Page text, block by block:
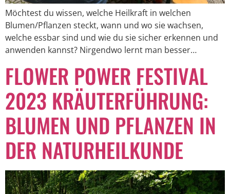
Möchtest du wissen, welche Heilkraft in welchen
Blumen/Pflanzen steckt, wann und wo sie wachsen,
welche essbar sind und wie du sie sicher erkennen und
anwenden kannst? Nirgendwo lernt man besser…
FLOWER POWER FESTIVAL
2023 KRÄUTERFÜHRUNG:
BLUMEN UND PFLANZEN IN
DER NATURHEILKUNDE